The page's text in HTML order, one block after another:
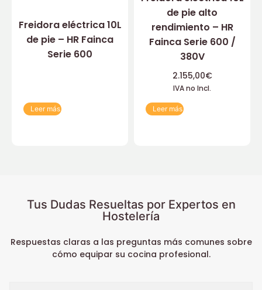
Freidora eléctrica 10L
de pie – HR Fainca
Serie 600
Leer más
de pie alto
rendimiento – HR
Fainca Serie 600 /
380V
2.155,00€
IVA no Incl.
Leer más
Tus Dudas Resueltas por Expertos en
Hostelería
Respuestas claras a las preguntas más comunes sobre
cómo equipar su cocina profesional.